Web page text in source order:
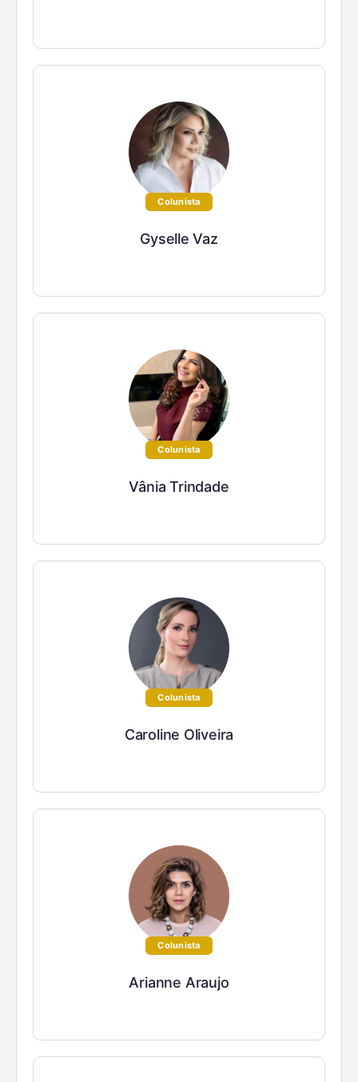
Colunista
Gyselle Vaz
Colunista
Vânia Trindade
Colunista
Caroline Oliveira
Colunista
Arianne Araujo